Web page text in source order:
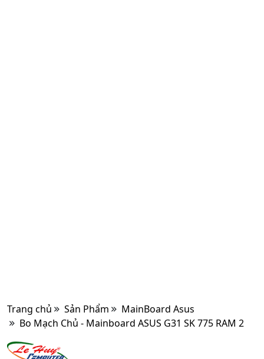
Trang chủ Sản Phẩm
MainBoard Asus
Bo Mạch Chủ - Mainboard ASUS G31 SK 775 RAM 2